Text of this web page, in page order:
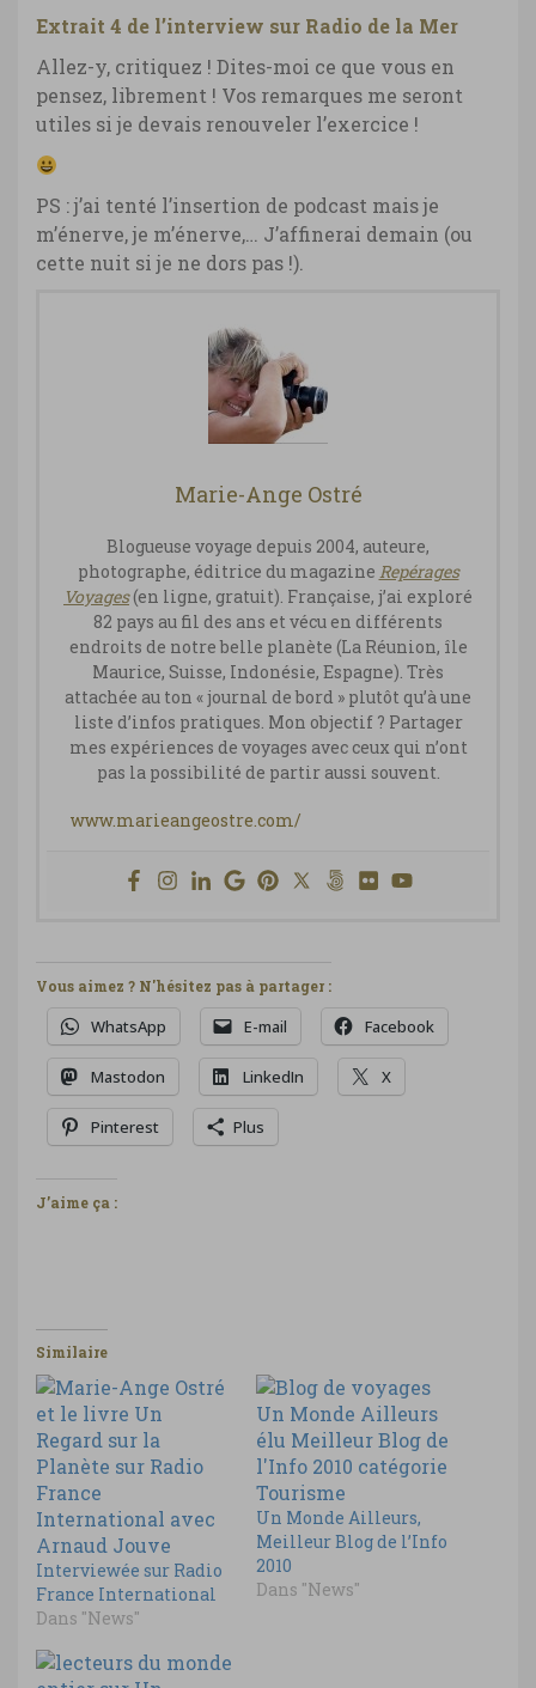
Extrait 4 de l’interview sur Radio de la Mer
Allez-y, critiquez ! Dites-moi ce que vous en
pensez, librement ! Vos remarques me seront
utiles si je devais renouveler l’exercice !
PS : j’ai tenté l’insertion de podcast mais je
m’énerve, je m’énerve,… J’affinerai demain (ou
cette nuit si je ne dors pas !).
Marie-Ange Ostré
Blogueuse voyage depuis 2004, auteure,
photographe, éditrice du magazine Repérages
Voyages(en ligne, gratuit). Française, j’ai exploré
82 pays au fil des ans et vécu en différents
endroits de notre belle planète (La Réunion, île
Maurice, Suisse, Indonésie, Espagne). Très
attachée au ton « journal de bord » plutôt qu’à une
liste d’infos pratiques. Mon objectif ? Partager
mes expériences de voyages avec ceux qui n’ont
pas la possibilité de partir aussi souvent.
www.marieangeostre.com/
Vous aimez ? N'hésitez pas à partager :
WhatsApp E-mail Facebook
Mastodon LinkedIn X
Pinterest Plus
J’aime ça :
Similaire
Interviewée sur Radio
France International
Dans "News"
Un Monde Ailleurs,
Meilleur Blog de l’Info
2010
Dans "News"